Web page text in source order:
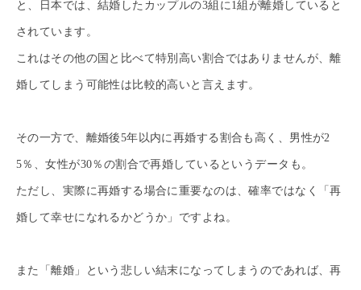
と、日本では、結婚したカップルの3組に1組が離婚していると
されています。
これはその他の国と比べて特別高い割合ではありませんが、離
婚してしまう可能性は比較的高いと言えます。
その一方で、離婚後5年以内に再婚する割合も高く、男性が2
5％、女性が30％の割合で再婚しているというデータも。
ただし、実際に再婚する場合に重要なのは、確率ではなく「再
婚して幸せになれるかどうか」ですよね。
また「離婚」という悲しい結末になってしまうのであれば、再